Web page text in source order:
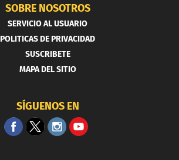
SOBRE NOSOTROS
SERVICIO AL USUARIO
POLITICAS DE PRIVACIDAD
SUSCRIBETE
MAPA DEL SITIO
SÍGUENOS EN